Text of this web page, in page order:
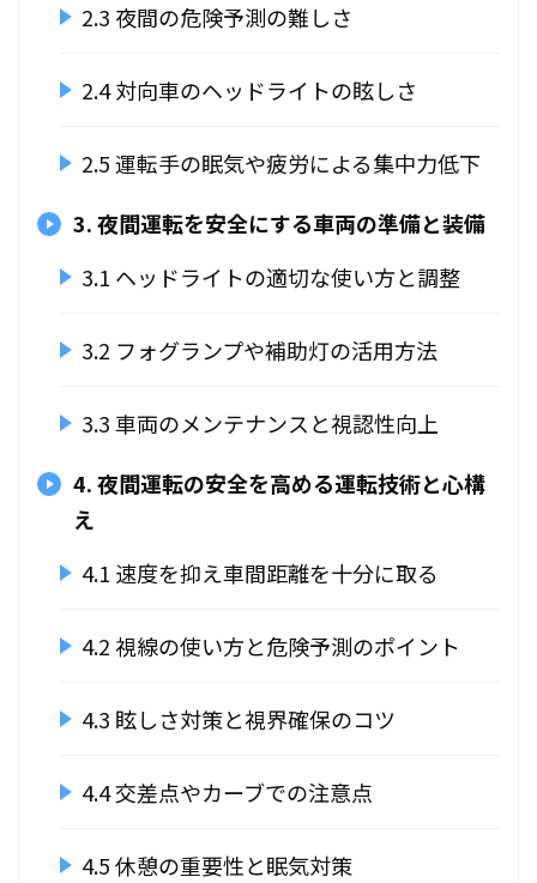
2.3 夜間の危険予測の難しさ
2.4 対向車のヘッドライトの眩しさ
2.5 運転手の眠気や疲労による集中力低下
3. 夜間運転を安全にする車両の準備と装備
3.1 ヘッドライトの適切な使い方と調整
3.2 フォグランプや補助灯の活用方法
3.3 車両のメンテナンスと視認性向上
4. 夜間運転の安全を高める運転技術と心構
え
4.1 速度を抑え車間距離を十分に取る
4.2 視線の使い方と危険予測のポイント
4.3 眩しさ対策と視界確保のコツ
4.4 交差点やカーブでの注意点
4.5 休憩の重要性と眠気対策